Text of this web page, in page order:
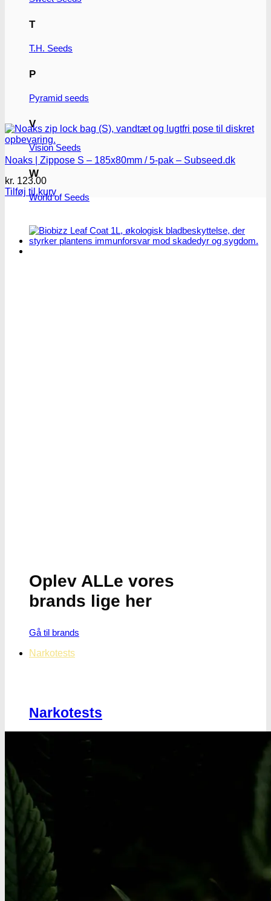
T
T.H. Seeds
P
Pyramid seeds
V
Vision Seeds
W
World of Seeds
Oplev ALLe vores
brands lige her
Gå til brands
Narkotests
Narkotests
Crack renhedhedstest
Kokain blandingsmiddel test
MDMA
MDMA renhedstest
Ecstasy
Noaks | Zippose S – 185x80mm / 5-pak – Subseed.dk
kr. 123.00
Tilføj til kurv